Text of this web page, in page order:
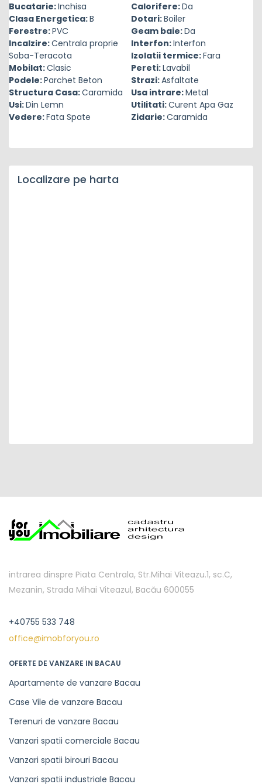
Bucatarie:Inchisa Calorifere:Da
Clasa Energetica:B Dotari:Boiler
Ferestre:PVC Geam baie:Da
Incalzire:Centrala proprie
Soba-Teracota
Interfon:Interfon
Izolatii termice:Fara
Mobilat:Clasic Pereti:Lavabil
Podele:Parchet Beton Strazi:Asfaltate
Structura Casa:Caramida Usa intrare:Metal
Usi:Din Lemn Utilitati:Curent Apa Gaz
Vedere:Fata Spate Zidarie:Caramida
Localizare pe harta
intrarea dinspre Piata Centrala, Str.Mihai Viteazu.1, sc.C,
Mezanin, Strada Mihai Viteazul, Bacău 600055
+40755 533 748
office@imobforyou.ro
OFERTE DE VANZARE IN BACAU
Apartamente de vanzare Bacau
Case Vile de vanzare Bacau
Terenuri de vanzare Bacau
Vanzari spatii comerciale Bacau
Vanzari spatii birouri Bacau
Vanzari spatii industriale Bacau